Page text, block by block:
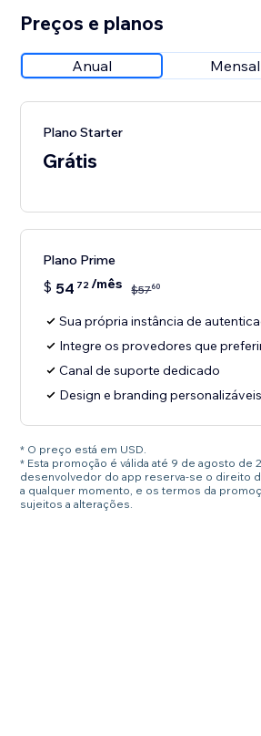
Preços e planos
Anual Mensal
Plano Starter
Grátis
Plano Prime
$ 54 72/mês $5760
Sua própria instância de
Integre os provedores que
Canal de suporte dedicado
Design e branding personalizáveis
* O preço está em USD.
* Esta promoção é válida até 9 de agosto de
desenvolvedor do app reserva-se o direito
a qualquer momento, e os termos da
sujeitos a alterações.